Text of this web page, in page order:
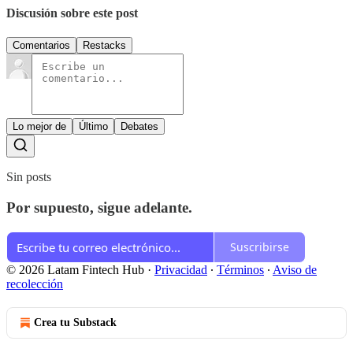
Discusión sobre este post
Comentarios Restacks
Lo mejor de Último Debates
Sin posts
Por supuesto, sigue adelante.
Suscribirse
© 2026 Latam Fintech Hub · Privacidad ∙ Términos ∙ Aviso de
recolección
Crea tu Substack